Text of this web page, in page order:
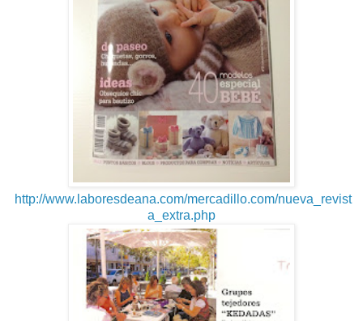
http://www.laboresdeana.com/mercadillo.com/nueva_revist
a_extra.php